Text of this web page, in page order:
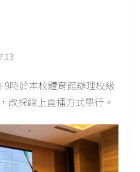
9時於本校體育館辦理校級
改採線上直播方式舉行。